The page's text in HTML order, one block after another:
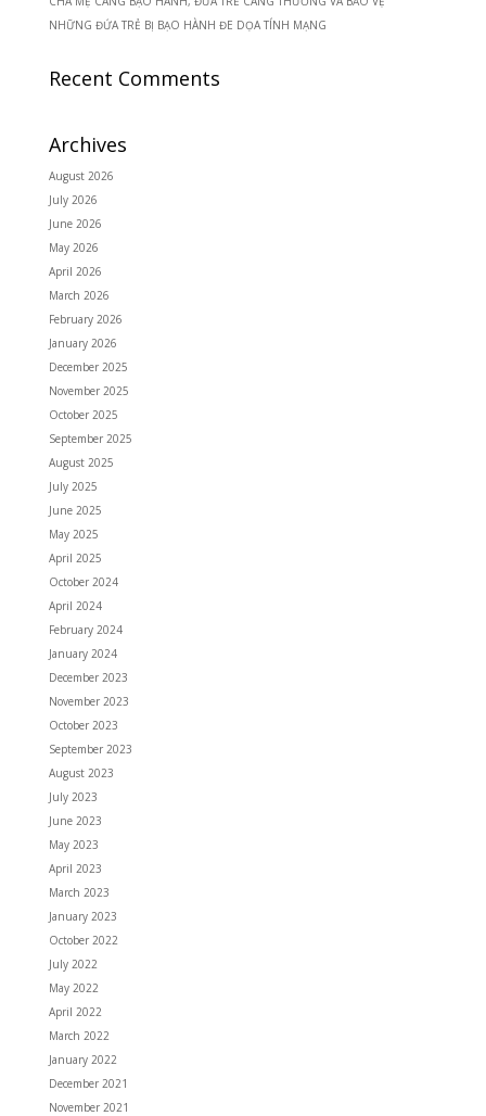
NHỮNG ĐỨA TRẺ BỊ BẠO HÀNH ĐE DỌA TÍNH MẠNG
Recent Comments
Archives
August 2026
July 2026
June 2026
May 2026
April 2026
March 2026
February 2026
January 2026
December 2025
November 2025
October 2025
September 2025
August 2025
July 2025
June 2025
May 2025
April 2025
October 2024
April 2024
February 2024
January 2024
December 2023
November 2023
October 2023
September 2023
August 2023
July 2023
June 2023
May 2023
April 2023
March 2023
January 2023
October 2022
July 2022
May 2022
April 2022
March 2022
January 2022
December 2021
November 2021